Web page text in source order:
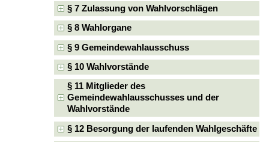
§ 7 Zulassung von Wahlvorschlägen
§ 8 Wahlorgane
§ 9 Gemeindewahlausschuss
§ 10 Wahlvorstände
§ 11 Mitglieder des
Gemeindewahlausschusses und der
Wahlvorstände
§ 12 Besorgung der laufenden Wahlgeschäfte